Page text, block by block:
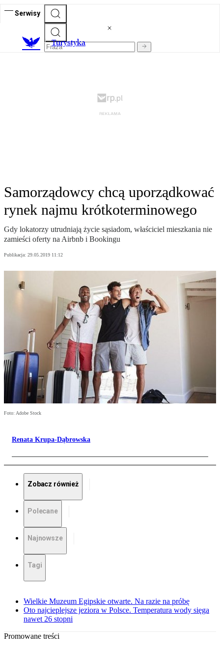
Serwisy
Turystyka
Samorządowcy chcą uporządkować
rynek najmu krótkoterminowego
Gdy lokatorzy utrudniają życie sąsiadom, właściciel mieszkania nie
zamieści oferty na Airbnb i Bookingu
Publikacja: 29.05.2019 11:12
Foto: Adobe Stock
Renata Krupa-Dąbrowska
Zobacz również
Polecane
Najnowsze
Tagi
Wielkie Muzeum Egipskie otwarte. Na razie na próbę
Oto najcieplejsze jeziora w Polsce. Temperatura wody sięga
nawet 26 stopni
Promowane treści